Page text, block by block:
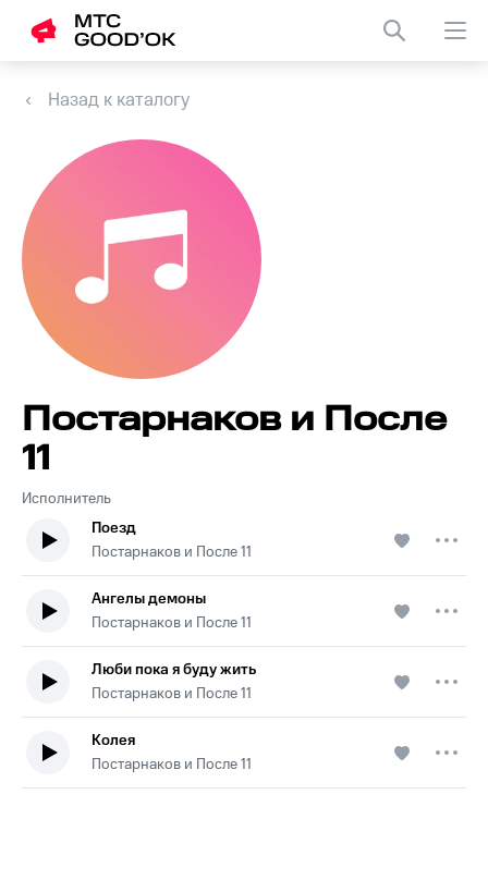
Назад к каталогу
Исполнитель
Постарнаков и После
11
Поезд
Постарнаков и После 11
Ангелы демоны
Постарнаков и После 11
Люби пока я буду жить
Постарнаков и После 11
Колея
Постарнаков и После 11